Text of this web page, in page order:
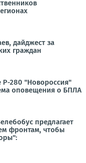
дайджест за
граждан
Р-280 "Новороссия"
оповещения о БПЛА
предлагает
фронтам, чтобы